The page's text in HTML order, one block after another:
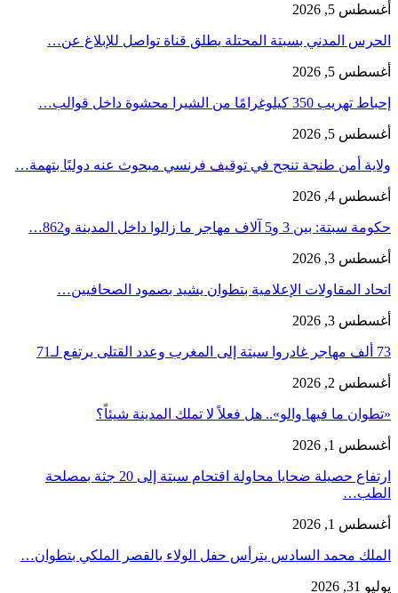
أغسطس 5, 2026
الحرس المدني بسبتة المحتلة يطلق قناة تواصل للإبلاغ عن…
أغسطس 5, 2026
إحباط تهريب 350 كيلوغرامًا من الشيرا محشوة داخل قوالب…
أغسطس 5, 2026
ولاية أمن طنجة تنجح في توقيف فرنسي مبحوث عنه دوليًا بتهمة…
أغسطس 4, 2026
حكومة سبتة: بين 3 و5 آلاف مهاجر ما زالوا داخل المدينة و862…
أغسطس 3, 2026
اتحاد المقاولات الإعلامية بتطوان يشيد بصمود الصحافيين…
أغسطس 3, 2026
73 ألف مهاجر غادروا سبتة إلى المغرب وعدد القتلى يرتفع لـ71
أغسطس 2, 2026
«تطوان ما فيها والو».. هل فعلاً لا تملك المدينة شيئاً؟
أغسطس 1, 2026
ارتفاع حصيلة ضحايا محاولة اقتحام سبتة إلى 20 جثة بمصلحة
الطب…
أغسطس 1, 2026
الملك محمد السادس يترأس حفل الولاء بالقصر الملكي بتطوان…
يوليو 31, 2026